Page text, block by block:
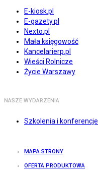
E-kiosk.pl
E-gazety.pl
Nexto.pl
Mała księgowość
Kancelarierp.pl
Wieści Rolnicze
Życie Warszawy
NASZE WYDARZENIA
Szkolenia i konferencje
MAPA STRONY
OFERTA PRODUKTOWA